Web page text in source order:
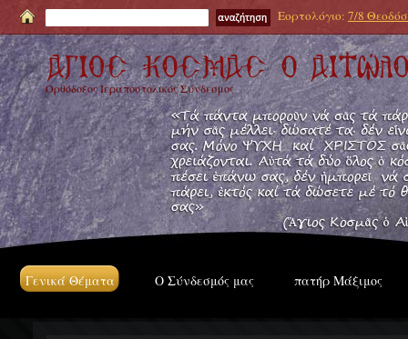
Εορτολόγιο: 7/8
Ορθόδοξος Ιεραποστολικός Σύνδεσμος
Γενικά Θέματα Ο Σύνδεσμός μας πατήρ Μάξιμος